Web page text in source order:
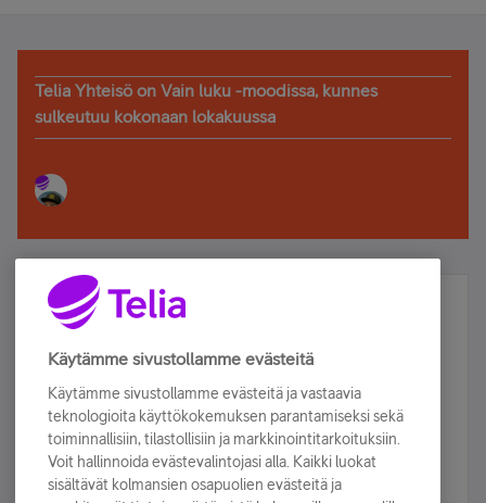
Telia Yhteisö on Vain luku -moodissa, kunnes
sulkeutuu kokonaan lokakuussa
Älä jää paitsi – osallistu ja voita!
Tilaa Telian uutiskirje ja olet mukana arvonnassa.
sähköpostiisi.
Tilaa nyt
Käytämme sivustollamme evästeitä
Käytämme sivustollamme evästeitä ja vastaavia
teknologioita käyttökokemuksen parantamiseksi sekä
toiminnallisiin, tilastollisiin ja markkinointitarkoituksiin.
Voit hallinnoida evästevalintojasi alla. Kaikki luokat
sisältävät kolmansien osapuolien evästeitä ja